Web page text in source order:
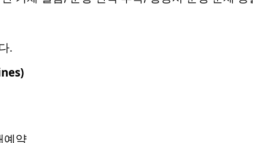
.
예약